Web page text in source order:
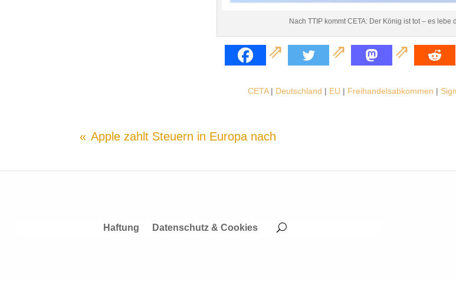
Nach TTIP kommt CETA: Der König ist tot – es lebe
CETA| Deutschland | EU | Freihandelsabkommen |
Apple zahlt Steuern in Europa nach
Haftung Datenschutz & Cookies